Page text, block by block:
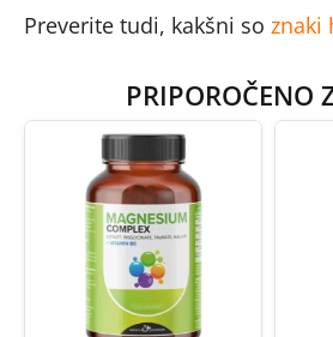
Preverite tudi, kakšni so znaki
PRIPOROČENO